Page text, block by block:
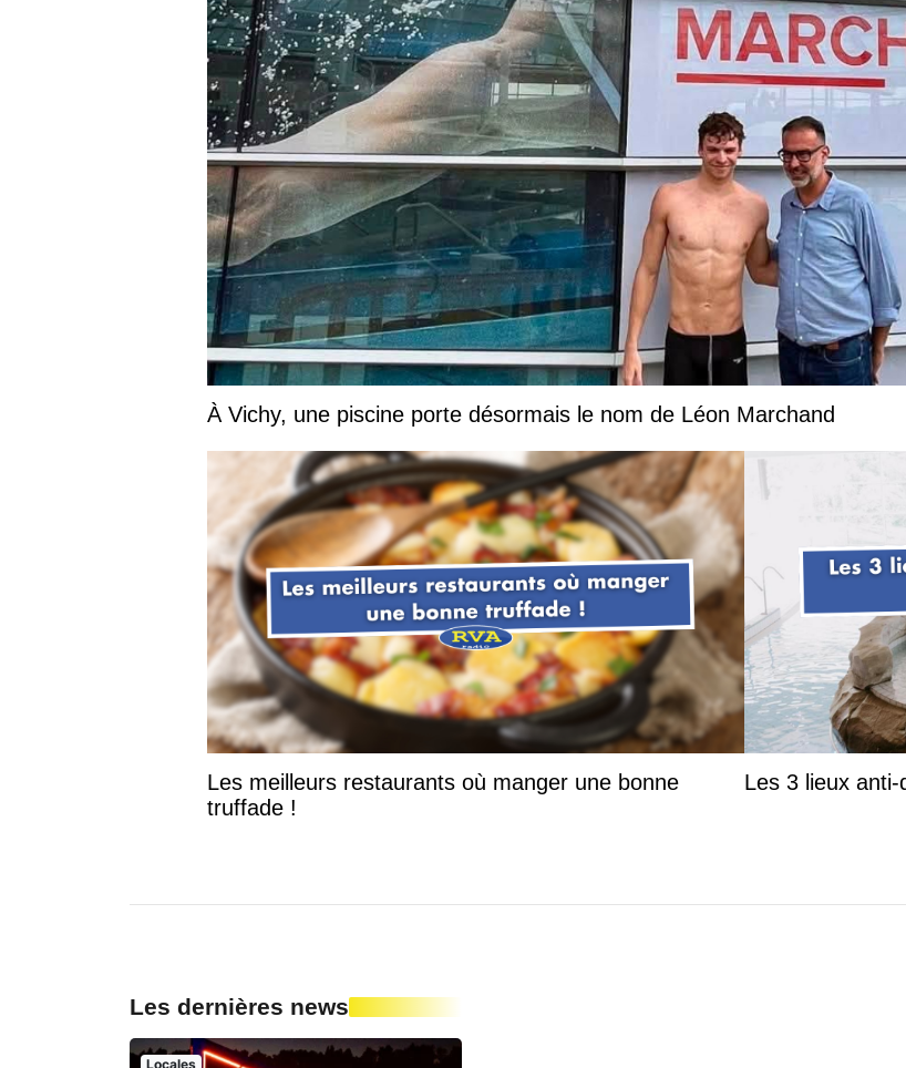
À Vichy, une piscine porte désormais le nom de Léon Marchand
Les meilleurs restaurants où manger une bonne
truffade !
Les 3 lieux
Les dernières news
Locales